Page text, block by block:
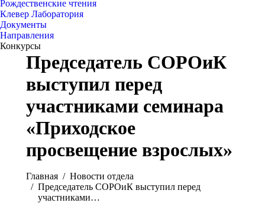
Рождественские чтения
Клевер Лаборатория
Документы
Направления
Конкурсы
Председатель СОРОиК
выступил перед
участниками семинара
«Приходское
просвещение взрослых»
Главная
Новости отдела
Председатель СОРОиК выступил перед
участниками…